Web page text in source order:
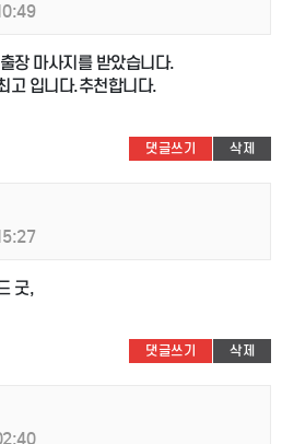
장 마사지를 받았습니다.
고 입니다.추천합니다.
댓글쓰기 삭제
굿,
댓글쓰기 삭제